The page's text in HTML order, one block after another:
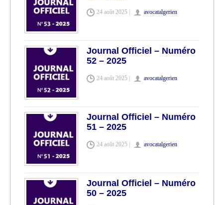
24 août 2025 | avocatalgerien
Journal Officiel – Numéro
52 – 2025
24 août 2025 | avocatalgerien
Journal Officiel – Numéro
51 – 2025
24 août 2025 | avocatalgerien
Journal Officiel – Numéro
50 – 2025